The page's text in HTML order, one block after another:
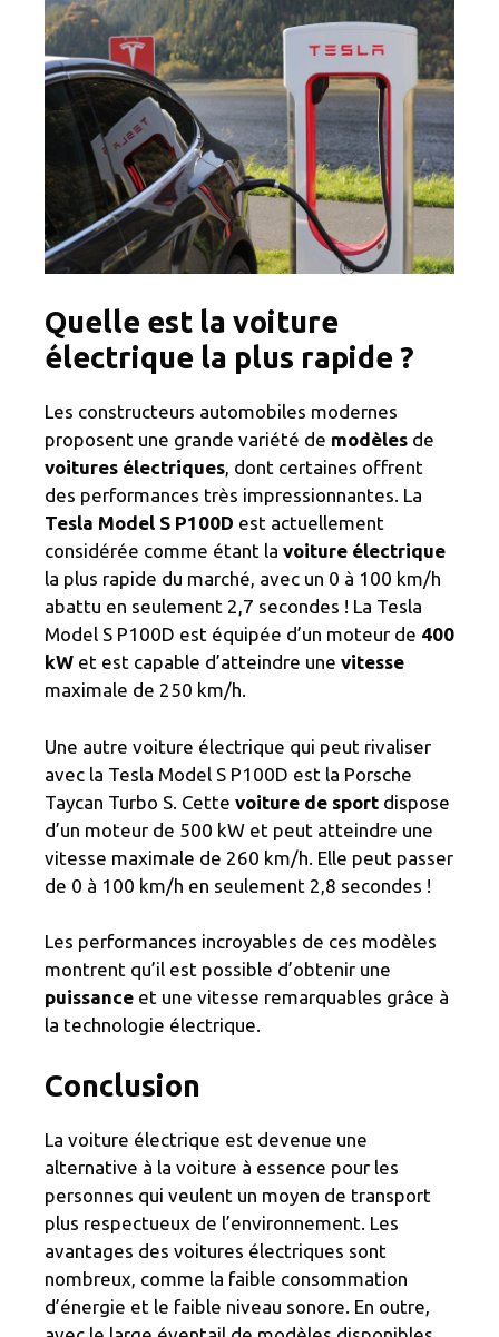
Quelle est la voiture
électrique la plus rapide ?
Les constructeurs automobiles modernes
proposent une grande variété de modèles de
voitures électriques, dont certaines offrent
des performances très impressionnantes. La
Tesla Model S P100D est actuellement
considérée comme étant la voiture électrique
la plus rapide du marché, avec un 0 à 100 km/h
abattu en seulement 2,7 secondes ! La Tesla
Model S P100D est équipée d’un moteur de 400
kW et est capable d’atteindre une vitesse
maximale de 250 km/h.
Une autre voiture électrique qui peut rivaliser
avec la Tesla Model S P100D est la Porsche
Taycan Turbo S. Cette voiture de sport dispose
d’un moteur de 500 kW et peut atteindre une
vitesse maximale de 260 km/h. Elle peut passer
de 0 à 100 km/h en seulement 2,8 secondes !
Les performances incroyables de ces modèles
montrent qu’il est possible d’obtenir une
puissance et une vitesse remarquables grâce à
la technologie électrique.
Conclusion
La voiture électrique est devenue une
alternative à la voiture à essence pour les
personnes qui veulent un moyen de transport
plus respectueux de l’environnement. Les
avantages des voitures électriques sont
nombreux, comme la faible consommation
d’énergie et le faible niveau sonore. En outre,